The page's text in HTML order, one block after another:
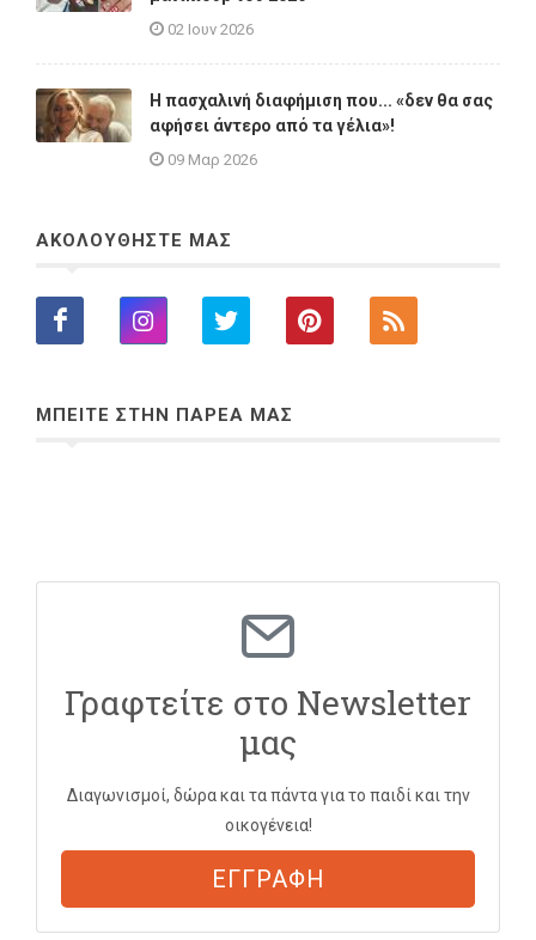
02 Ιουν 2026
Η πασχαλινή διαφήμιση που... «δεν θα σας
αφήσει άντερο από τα γέλια»!
09 Μαρ 2026
ΑΚΟΛΟΥΘΗΣΤΕ ΜΑΣ
ΜΠΕΙΤΕ ΣΤΗΝ ΠΑΡΕΑ ΜΑΣ
Γραφτείτε στο Newsletter
μας
Διαγωνισμοί, δώρα και τα πάντα για το παιδί και την
οικογένεια!
ΕΓΓΡΑΦΗ